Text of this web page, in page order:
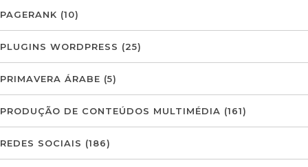
PAGERANK (10)
PLUGINS WORDPRESS (25)
PRIMAVERA ÁRABE (5)
PRODUÇÃO DE CONTEÚDOS MULTIMÉDIA (161)
REDES SOCIAIS (186)